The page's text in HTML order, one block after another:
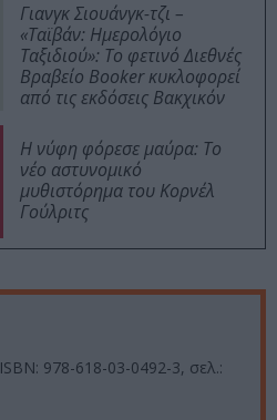
Γιανγκ Σιουάνγκ-τζι –
«Ταϊβάν: Ημερολόγιο
Ταξιδιού»: Το φετινό Διεθνές
Βραβείο Booker κυκλοφορεί
από τις εκδόσεις Βακχικόν
Η νύφη φόρεσε μαύρα: Το
νέο αστυνομικό
μυθιστόρημα του Κορνέλ
Γούλριτς
ISBN: 978-618-03-0492-3, σελ.: